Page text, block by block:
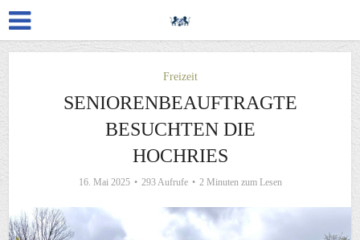
Freizeit
SENIORENBEAUFTRAGTE
BESUCHTEN DIE
HOCHRIES
16. Mai 2025 293 Aufrufe 2 Minuten zum Lesen